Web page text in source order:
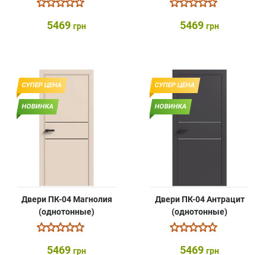
5469 грн 5469 грн
СУПЕР ЦЕНА
НОВИНКА
Двери ПК-04 Магнолия
(однотонные)
5469 грн
СУПЕР ЦЕНА
НОВИНКА
Двери ПК-04 Антрацит
(однотонные)
5469 грн